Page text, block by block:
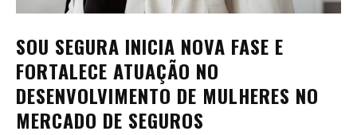
SOU SEGURA INICIA NOVA FASE E
FORTALECE ATUAÇÃO NO
DESENVOLVIMENTO DE MULHERES NO
MERCADO DE SEGUROS